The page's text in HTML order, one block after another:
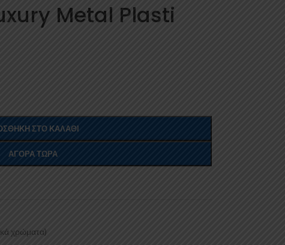
Metal Plasti
ΣΤΟ ΚΑΛΆΘΙ
ΑΓΟΡΆ ΤΏΡΑ
χρώματα)